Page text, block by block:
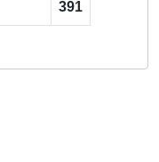
391